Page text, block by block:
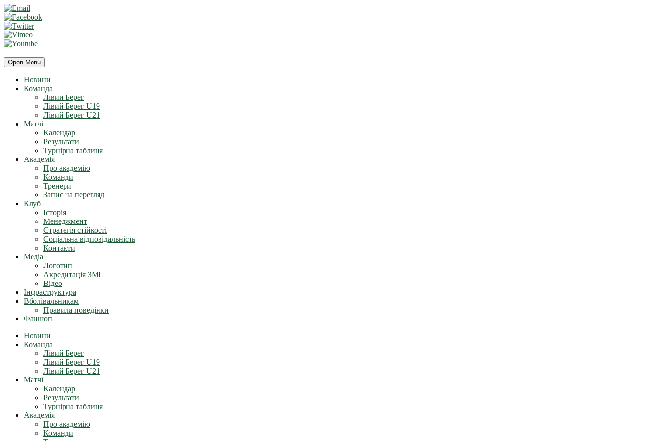
Open Menu
Новини
Команда
Лівий Берег
Лівий Берег U19
Лівий Берег U21
Матчі
Календар
Результати
Турнірна таблиця
Академія
Про академію
Команди
Тренери
Запис на перегляд
Клуб
Історія
Менеджмент
Стратегія стійкості
Соціальна відповідальність
Контакти
Медіа
Логотип
Акредитація ЗМІ
Відео
Інфраструктура
Вболівальникам
Правила поведінки
Фаншоп
Новини
Команда
Лівий Берег
Лівий Берег U19
Лівий Берег U21
Матчі
Календар
Результати
Турнірна таблиця
Академія
Про академію
Команди